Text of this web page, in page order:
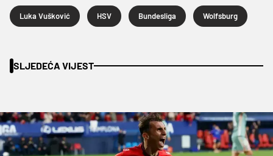
Luka Vušković HSV Bundesliga Wolfsburg
SLJEDEĆA VIJEST